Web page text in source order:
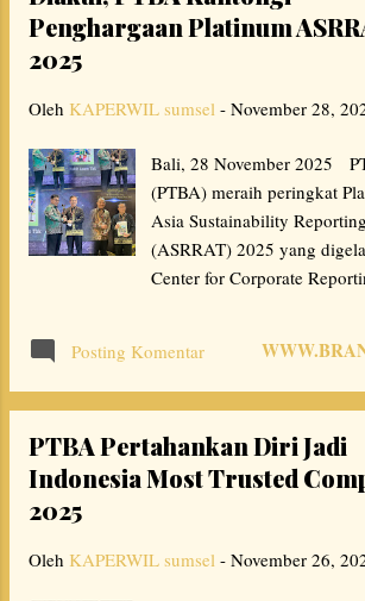
mana pun di Sumatera
serta aturan perlindungan
kesempatan tumbuh dan
dipaksa bekerja,” tegas
juga menyerukan agar
mengabaikan hak-hak
terkait pembayaran Upah
Kesehatan. Menurutnya,
Penghargaan Platinum
2025
Oleh KAPERWIL sumsel - November 28,
Bali, 28 November 2025
(PTBA) meraih peringkat
Asia Sustainability
(ASRRAT) 2025 yang
Center for Corporate
2024 dinilai telah
(Global Reporting Initiative)
(SDGs), dan standar lainnya
diverifikasi oleh pihak ketiga
kredibilitas tinggi di tiap
Posting Komentar
PTBA Pertahankan Diri Jadi
Indonesia Most Trusted
2025
Oleh KAPERWIL sumsel - November 26,